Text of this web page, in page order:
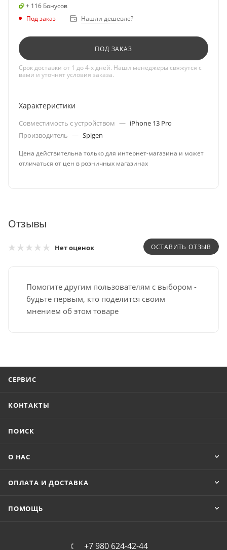
+ 116 Бонусов
Под заказ
Нашли дешевле?
ПОД ЗАКАЗ
Срок доставки от 1 до 4-х дней. Наши менеджеры свяжутся с
вами и уточнят условия заказа.
Характеристики
Совместимость с устройством — iPhone 13 Pro
Производитель — Spigen
Цена действительна только для интернет-магазина и может
отличаться от цен в розничных магазинах
Отзывы
Нет оценок ОСТАВИТЬ ОТЗЫВ
Помогите другим пользователям с выбором -
будьте первым, кто поделится своим
мнением об этом товаре
СЕРВИС
КОНТАКТЫ
ПОИСК
О НАС
ОПЛАТА И ДОСТАВКА
ПОМОЩЬ
+7 980 624-42-44